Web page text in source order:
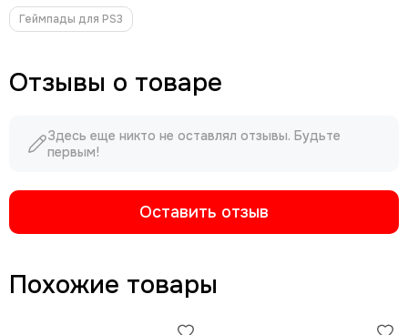
Геймпады для PS3
Отзывы о товаре
Здесь еще никто не оставлял отзывы. Будьте
первым!
Оставить отзыв
Похожие товары